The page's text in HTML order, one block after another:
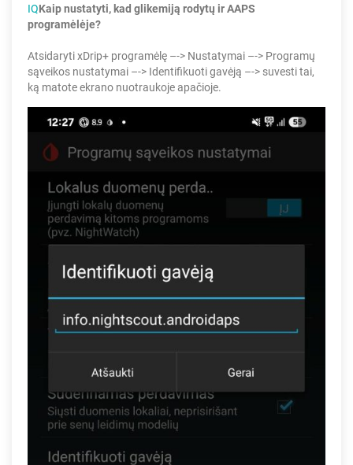
IQKaip nustatyti, kad glikemiją rodytų ir AAPS
programėlėje?
Atsidaryti xDrip+ programėlę –-> Nustatymai –-> Programų
sąveikos nustatymai –-> Identifikuoti gavėją –-> suvesti tai,
ką matote ekrano nuotraukoje apačioje.